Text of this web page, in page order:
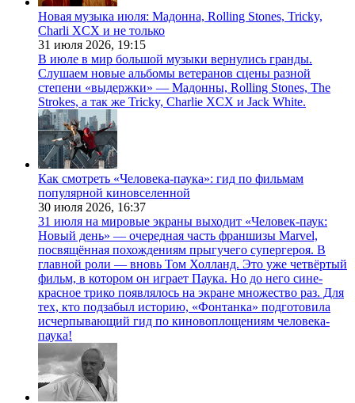
Новая музыка июля: Мадонна, Rolling Stones, Tricky,
Charli XCX и не только
31 июля 2026, 19:15
В июле в мир большой музыки вернулись гранды.
Слушаем новые альбомы ветеранов сцены разной
степени «выдержки» — Мадонны, Rolling Stones, The
Strokes, а так же Tricky, Charlie XCX и Jack White.
Как смотреть «Человека-паука»: гид по фильмам
популярной киновселенной
30 июля 2026, 16:37
31 июля на мировые экраны выходит «Человек-паук:
Новый день» — очередная часть франшизы Marvel,
посвящённая похождениям прыгучего супергероя. В
главной роли — вновь Том Холланд. Это уже четвёртый
фильм, в котором он играет Паука. Но до него сине-
красное трико появлялось на экране множество раз. Для
тех, кто подзабыл историю, «Фонтанка» подготовила
исчерпывающий гид по киновоплощениям человека-
паука!